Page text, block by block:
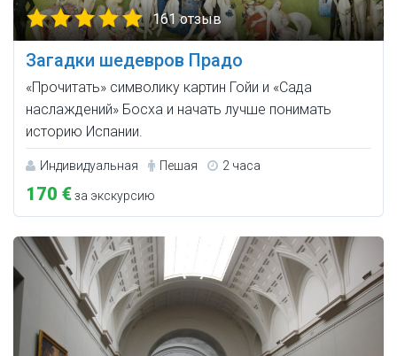
161 отзыв
Загадки шедевров Прадо
«Прочитать» символику картин Гойи и «Сада
наслаждений» Босха и начать лучше понимать
историю Испании.
Индивидуальная Пешая 2 часа
170 €за экскурсию